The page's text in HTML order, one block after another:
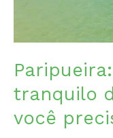
tranquilo
você